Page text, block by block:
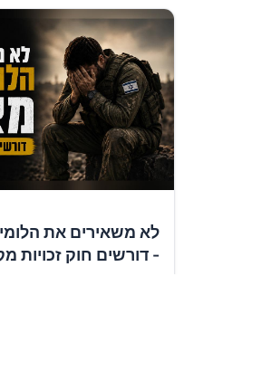
לא משאירים את
- דורשים חוק זכויות